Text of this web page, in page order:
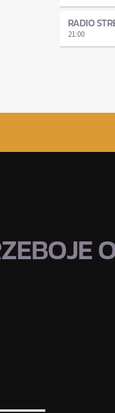
RADIO
21:00